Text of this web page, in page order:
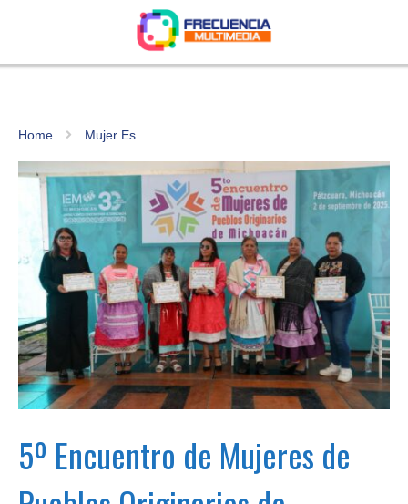
Home Mujer Es
5º Encuentro de Mujeres de